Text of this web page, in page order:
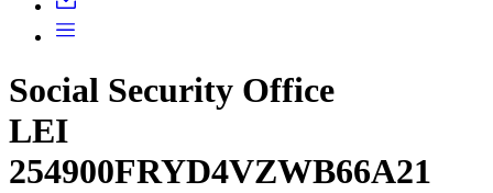
Social Security Office
LEI
254900FRYD4VZWB66A21